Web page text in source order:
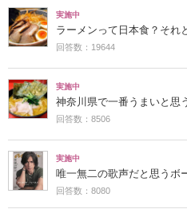
実施中
ラーメンって日本食？それ
回答数：19644
実施中
神奈川県で一番うまいと思
回答数：8506
実施中
唯一無二の歌声だと思うボ
回答数：8080